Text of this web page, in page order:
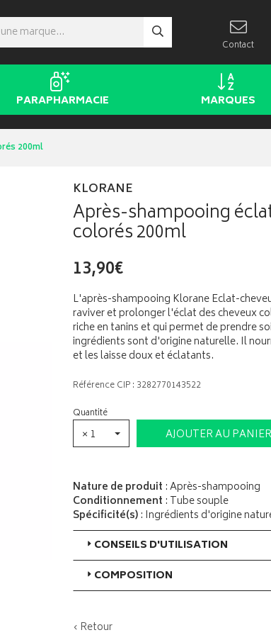
Contact
PARAPHARMACIE MARQUES
200ml
KLORANE
Après-shampooing
colorés 200ml
13,90€
L'après-shampooing Klorane Eclat-
raviver et prolonger l'éclat des cheveux
riche en tanins et qui permet de prendre
ingrédients sont d'origine naturelle. Il
et les laisse doux et éclatants.
Référence CIP : 3282770143522
Quantité
× 1 AJOUTER AU PANIER
Nature de produit : Après-shampooing
Conditionnement : Tube souple
Spécificité(s): Ingrédients d'origine
CONSEILS D'UTILISATION
COMPOSITION
‹ Retour